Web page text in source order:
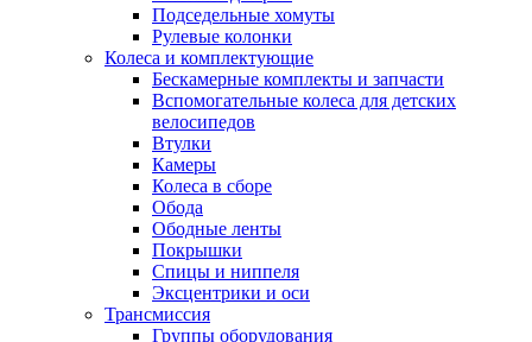
Подседельные хомуты
Рулевые колонки
Колеса и комплектующие
Бескамерные комплекты и запчасти
Вспомогательные колеса для детских
велосипедов
Втулки
Камеры
Колеса в сборе
Обода
Ободные ленты
Покрышки
Спицы и ниппеля
Эксцентрики и оси
Трансмиссия
Группы оборудования